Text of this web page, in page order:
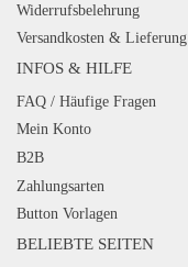
Widerrufsbelehrung
Versandkosten & Lieferung
INFOS & HILFE
FAQ / Häufige Fragen
Mein Konto
B2B
Zahlungsarten
Button Vorlagen
BELIEBTE SEITEN